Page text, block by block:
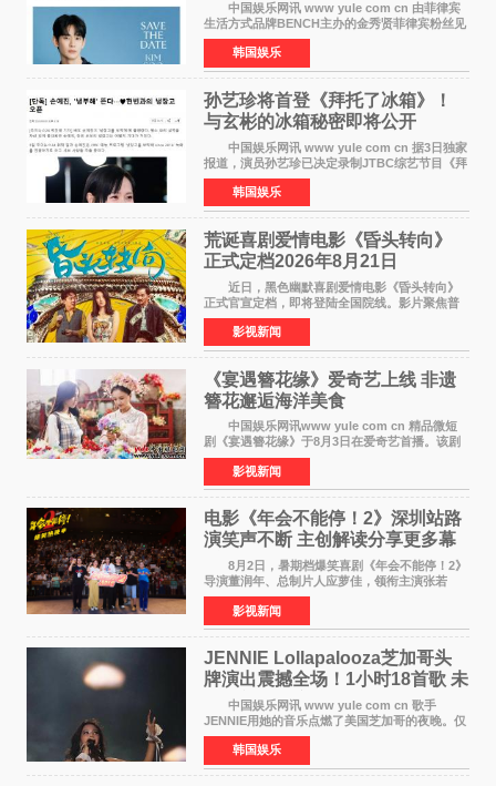
中国娱乐网讯 www yule com cn 由菲律宾
生活方式品牌BENCH主办的金秀贤菲律宾粉丝见
面会，将于10月2日在马尼拉SM Mall of
Asia（MOA）竞技场举行，预计规模达2万人。
这也是金秀贤自去年陷
韩国娱乐
孙艺珍将首登《拜托了冰箱》！
与玄彬的冰箱秘密即将公开
中国娱乐网讯 www yule com cn 据3日独家
报道，演员孙艺珍已决定录制JTBC综艺节目《拜
托了冰箱》，目前正在协调具体细节。这是孙艺
珍首次公开个人冰箱，也是她婚后首次以玄彬的
妻子身份参与
韩国娱乐
荒诞喜剧爱情电影《昏头转向》
正式定档2026年8月21日
近日，黑色幽默喜剧爱情电影《昏头转向》
正式官宣定档，即将登陆全国院线。影片聚焦普
通人的荒诞生活，以戏谑诙谐的镜头语言、反转
不断的剧情，融合爆笑喜剧与细腻爱情元素，打
造出一部接地气
影视新闻
《宴遇簪花缘》爱奇艺上线 非遗
簪花邂逅海洋美食
中国娱乐网讯www yule com cn 精品微短
剧《宴遇簪花缘》于8月3日在爱奇艺首播。该剧
是泉州荣膺世界美食之都后推出的首部美食主题
文旅微短剧，实力派演员孙茜特别出演簪花非遗
传承人，她曾参演
影视新闻
电影《年会不能停！2》深圳站路
演笑声不断 主创解读分享更多幕
后创作
8月2日，暑期档爆笑喜剧《年会不能停！2》
导演董润年、总制片人应萝佳，领衔主演张若
昀、白客，主演酷酷的滕出席深圳路演，与观众
近距离趣味互动，畅聊创作细节与名场面，一路
笑声不断。影片讲
影视新闻
JENNIE Lollapalooza芝加哥头
牌演出震撼全场！1小时18首歌 未
发行新曲首度公开
中国娱乐网讯 www yule com cn 歌手
JENNIE用她的音乐点燃了美国芝加哥的夜晚。仅
需1小时，就足以证明K-pop女性solo艺人首次登
上Lollapalooza这一头衔的分量。她向世人展示
了为何自己能作为世
韩国娱乐